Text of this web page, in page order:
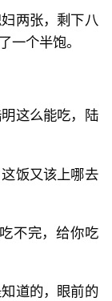
两张，剩下八
一个半饱。
这么能吃，陆
饭又该上哪去
不完，给你吃
道的，眼前的